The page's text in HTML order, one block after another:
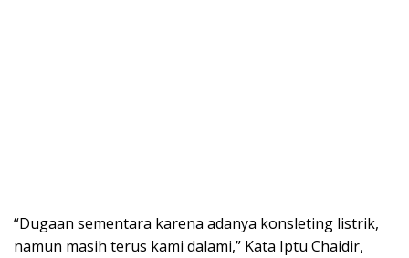
“Dugaan sementara karena adanya konsleting listrik,
namun masih terus kami dalami,” Kata Iptu Chaidir,